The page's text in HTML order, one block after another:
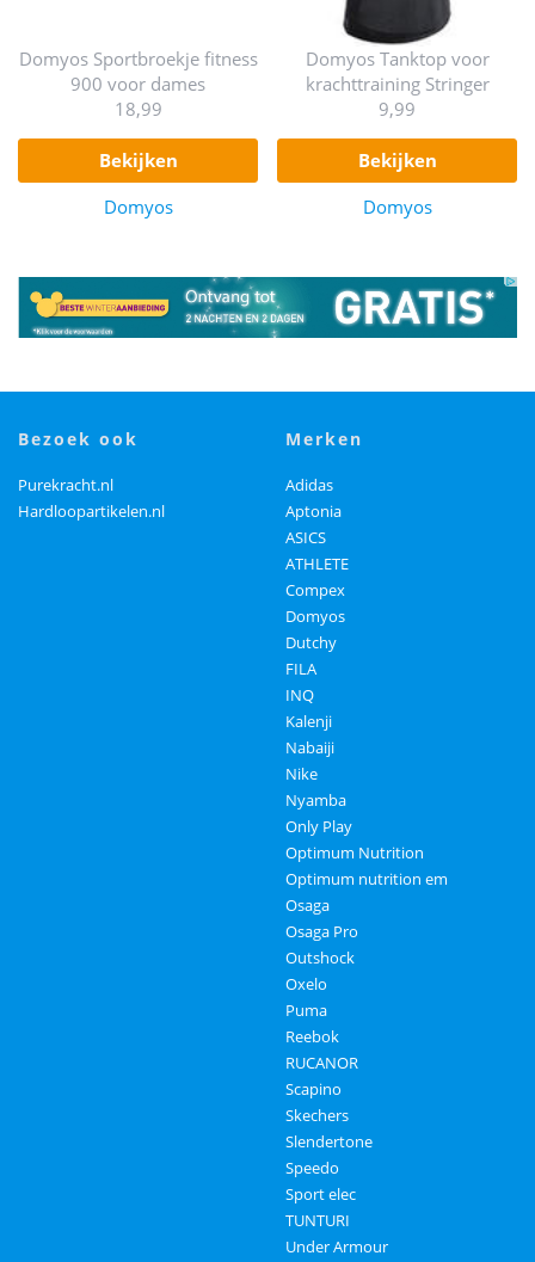
Domyos Sportbroekje fitness
900 voor dames
18,99
bekijken
Domyos
Domyos Tanktop voor
krachttraining Stringer
9,99
bekijken
Domyos
bezoek ook
Purekracht.nl
Hardloopartikelen.nl
merken
Adidas
Aptonia
ASICS
ATHLETE
Compex
Domyos
Dutchy
FILA
INQ
Kalenji
Nabaiji
Nike
Nyamba
Only Play
Optimum Nutrition
Optimum nutrition em
Osaga
Osaga Pro
Outshock
Oxelo
Puma
Reebok
RUCANOR
Scapino
Skechers
Slendertone
Speedo
Sport elec
TUNTURI
Under Armour